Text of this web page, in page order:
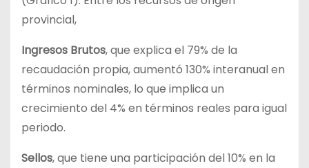
provincial,
Ingresos Brutos, que explica el 79% de la
recaudación propia, aumentó 130% interanual en
términos nominales, lo que implica un
crecimiento del 4% en términos reales para igual
periodo.
Sellos, que tiene una participación del 10% en la